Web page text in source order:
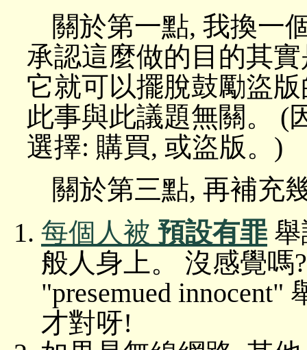
關於第一點, 我換一
承認這麼做的目的其
它就可以擺脫鼓勵盜
此事與此議題無關。 (
選擇: 購買, 或盜版。)
關於第三點, 再補充
每個人被 預設有罪
般人身上。 沒感覺嗎
"presemued
才對呀!